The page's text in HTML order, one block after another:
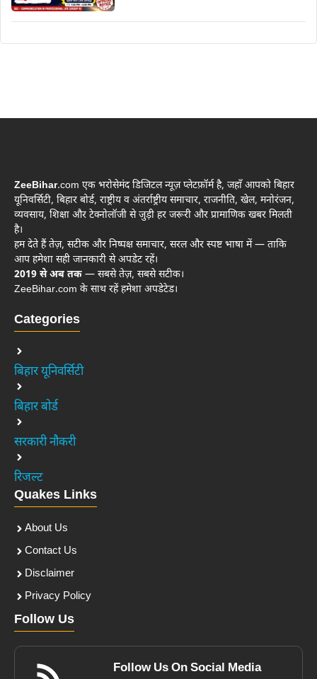
ZeeBihar.com एक भरोसेमंद डिजिटल न्यूज़ प्लेटफ़ॉर्म है, जहाँ आपको बिहार
यूनिवर्सिटी, बिहार बोर्ड, राष्ट्रीय व अंतर्राष्ट्रीय समाचार, राजनीति, खेल, मनोरंजन,
व्यवसाय, शिक्षा और टेक्नोलॉजी से जुड़ी हर जरूरी और प्रामाणिक खबर मिलती
है।
हम देते हैं तेज़, सटीक और निष्पक्ष समाचार, सरल और स्पष्ट भाषा में — ताकि
आप हमेशा सही जानकारी से अपडेट रहें।
2019 से अब तक — सबसे तेज़, सबसे सटीक।
ZeeBihar.com के साथ रहें हमेशा अपडेटेड।
Categories
बिहार यूनिवर्सिटी
बिहार बोर्ड
सरकारी नौकरी
रिजल्ट
Quakes Links
About Us
Contact Us
Disclaimer
Privacy Policy
Follow Us
Follow Us On Social Media